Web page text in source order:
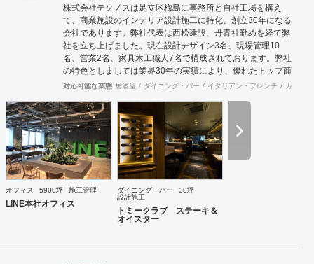
株式会社テクノスは足立区梅島に事務所と自社工場を構え
て、商業施設のインテリア設計施工に特化、創立30年になる
会社であります。弊社代表は西松建設、丹青社勤めを経て弊
社を立ち上げました。現在設計デザイン3名、現場管理10
名、営業2名、家具木工職人7名で構成されております。弊社
の特色としましては業界30年の実績により、優れたトップ商
空間デザイナーさん達と幅広いパイプを持っており、お客様
コラボによって、より高いレベルのご提案ならびにご対応を
行うことが可能な体制を整えております。またデザイン設計
から自社製造までワンストップで対応可能な為、きめ細かな
対応とスピディー性、そして品質の安定性と流通マージンを
抑えたコスト低減を売りとしております。さらに自社に職人
を抱えていることからアフターケアもしっかりとした対応が
取引させて頂くお客様が多い事と、設計事務所様からのご紹
介によるお客様が多いのが営業特徴となっております。また
地方のご出店においても、弊社にお声をかけて頂くお客様も
する事に社員全員が心がけている結果だと思います。 弊社で
対応可能な業態 居酒屋 ダイニング・バー イタリアン・フレンチ カフェ
オフィス 5900坪 施工管理
LINE本社オフィス
ダイニング・バー
30坪
設計施工
トミークラブ ステーキ＆
オイスター